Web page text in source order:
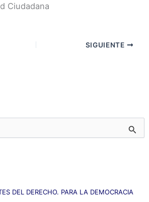
Ciudadana
SIGUIENTE
DEL DERECHO. PARA LA DEMOCRACIA